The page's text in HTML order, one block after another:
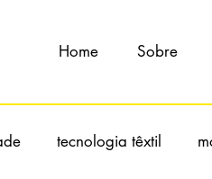
Home Sobre
tecnologia têxtil